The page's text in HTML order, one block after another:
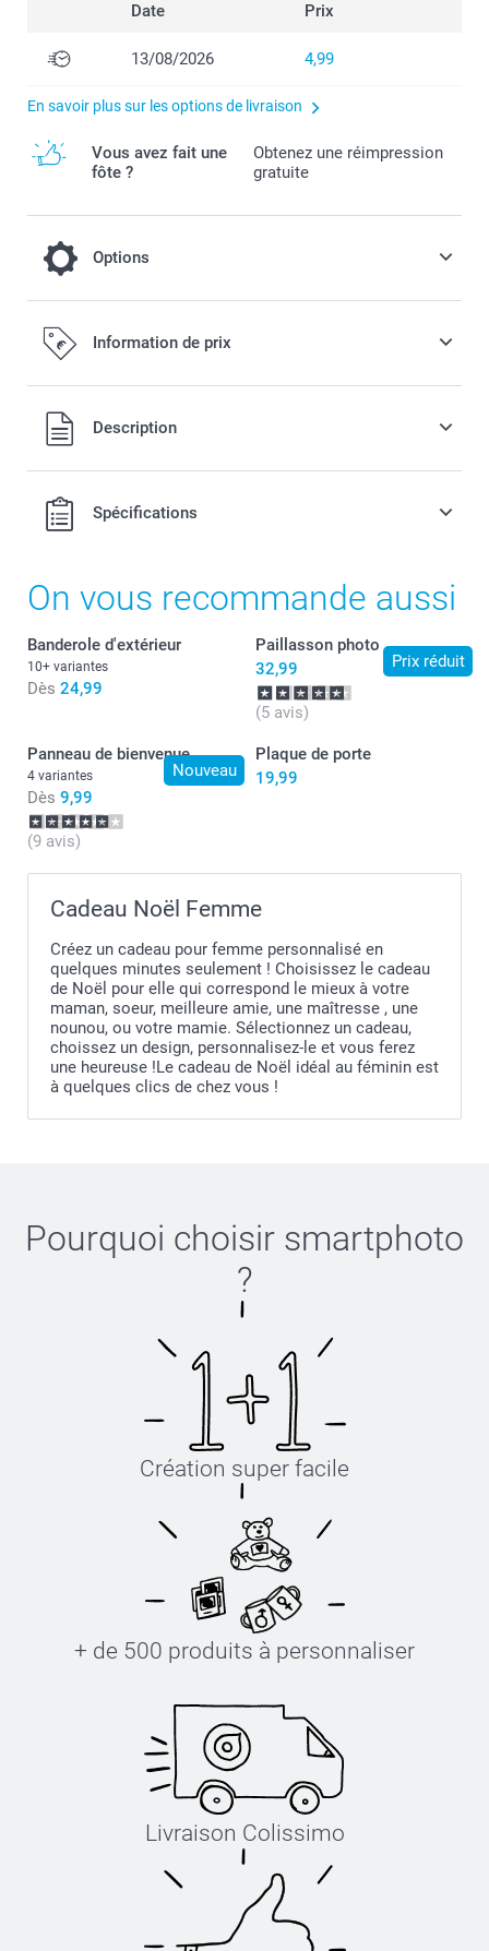
Date Prix
13/08/2026 4,99
En savoir plus sur les options de livraison
Vous avez fait une
fôte ?
Obtenez une réimpression
gratuite
Options
Système de montage
10,00 / pièce
Information de prix
Tous les prix sont en EURO (€), TVA incluse et hors frais de
port.
Description
Spécifications
On vous recommande aussi
Banderole d'extérieur
10+ variantes
Dès 24,99
Prix réduit
Paillasson photo
32,99
(5 avis)
Nouveau
Panneau de bienvenue
4 variantes
Dès 9,99
(9 avis)
Plaque de porte
19,99
Cadeau Noël Femme
Créez un cadeau pour femme personnalisé en
quelques minutes seulement ! Choisissez le cadeau
de Noël pour elle qui correspond le mieux à votre
maman, soeur, meilleure amie, une maîtresse , une
nounou, ou votre mamie. Sélectionnez un cadeau,
choissez un design, personnalisez-le et vous ferez
une heureuse !Le cadeau de Noël idéal au féminin est
à quelques clics de chez vous !
Pourquoi choisir smartphoto
?
Création super facile
+ de 500 produits à personnaliser
Livraison Colissimo